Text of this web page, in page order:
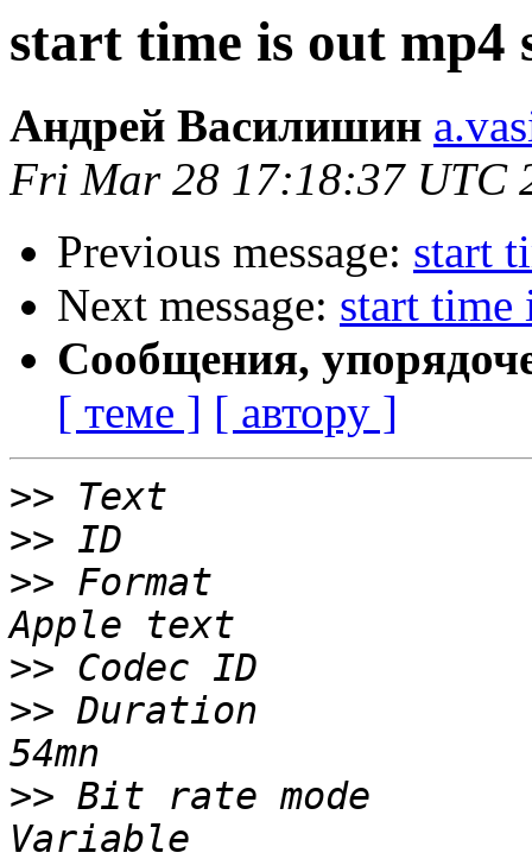
start time is out mp4
Андрей Василишин
Fri Mar 28 17:18:37 UTC
Previous message: start
Next message: start time
Сообщения,
[ теме ] [ автору ]
>>
>>
>> Format
>>
>> Duration
>> Bit rate mode